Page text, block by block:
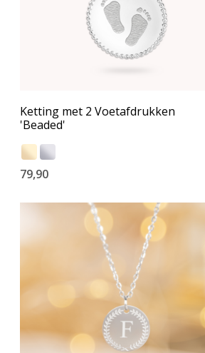
Ketting met 2 Voetafdrukken
'Beaded'
79,90